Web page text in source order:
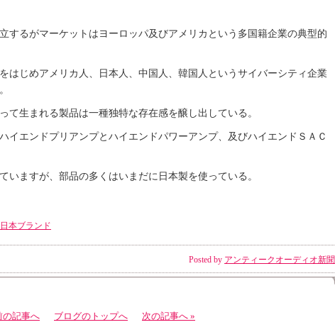
するがマーケットはヨーロッパ及びアメリカという多国籍企業の典型的
はじめアメリカ人、日本人、中国人、韓国人というサイバーシティ企業
て生まれる製品は一種独特な存在感を醸し出している。
イエンドプリアンプとハイエンドパワーアンプ、及びハイエンドＳＡＣ
いますが、部品の多くはいまだに日本製を使っている。
日本ブランド
Posted by アンティークオーディオ新聞
の記事へ ブログのトップへ 次の記事へ »